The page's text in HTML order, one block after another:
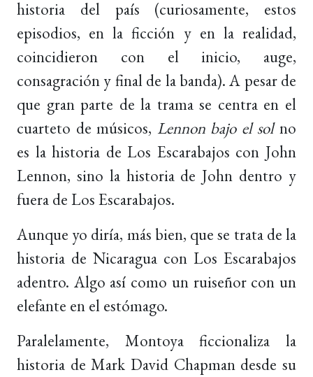
historia del país (curiosamente, estos
episodios, en la ficción y en la realidad,
coincidieron con el inicio, auge,
consagración y final de la banda). A pesar de
que gran parte de la trama se centra en el
cuarteto de músicos, Lennon bajo el solno
es la historia de Los Escarabajos con John
Lennon, sino la historia de John dentro y
fuera de Los Escarabajos.
Aunque yo diría, más bien, que se trata de la
historia de Nicaragua con Los Escarabajos
adentro. Algo así como un ruiseñor con un
elefante en el estómago.
Paralelamente, Montoya ficcionaliza la
historia de Mark David Chapman desde su